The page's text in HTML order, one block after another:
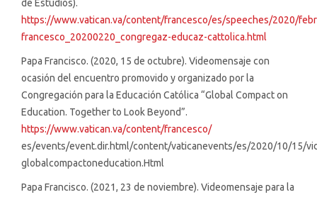
de Estudios).
https://www.vatican.va/content/francesco/es/speeches/2020/
francesco_20200220_congregaz-educaz-cattolica.html
Papa Francisco. (2020, 15 de octubre). Videomensaje con
ocasión del encuentro promovido y organizado por la
Congregación para la Educación Católica “Global Compact on
Education. Together to Look Beyond”.
https://www.vatican.va/content/francesco/
es/events/event.dir.html/content/vaticanevents/es/2020/10/15/
globalcompactoneducation.Html
Papa Francisco. (2021, 23 de noviembre). Videomensaje para la